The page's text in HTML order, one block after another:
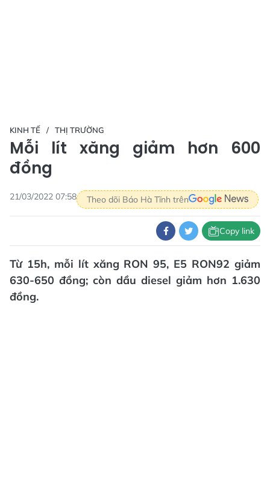
KINH TẾ THỊ TRƯỜNG
Mỗi lít xăng giảm hơn 600
đồng
21/03/2022 07:58 Theo dõi Báo Hà Tĩnh trên
Copy link
Từ 15h, mỗi lít xăng RON 95, E5 RON92 giảm
630-650 đồng; còn dầu diesel giảm hơn 1.630
đồng.